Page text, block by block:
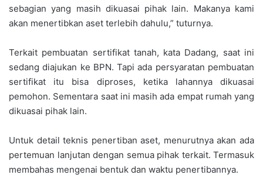
sebagian yang masih dikuasai pihak lain. Makanya kami
akan menertibkan aset terlebih dahulu,” tuturnya.
Terkait pembuatan sertifikat tanah, kata Dadang, saat ini
sedang diajukan ke BPN. Tapi ada persyaratan pembuatan
sertifikat itu bisa diproses, ketika lahannya dikuasai
pemohon. Sementara saat ini masih ada empat rumah yang
dikuasai pihak lain.
Untuk detail teknis penertiban aset, menurutnya akan ada
pertemuan lanjutan dengan semua pihak terkait. Termasuk
membahas mengenai bentuk dan waktu penertibannya.